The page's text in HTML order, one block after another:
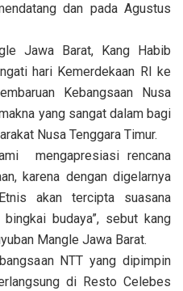
dan pada Agustus
Jawa Barat, Kang Habib
hari Kemerdekaan RI ke
Kebangsaan Nusa
yang sangat dalam bagi
Nusa Tenggara Timur.
mengapresiasi rencana
karena dengan digelarnya
akan tercipta suasana
budaya”, sebut kang
Mangle Jawa Barat.
NTT yang dipimpin
di Resto Celebes